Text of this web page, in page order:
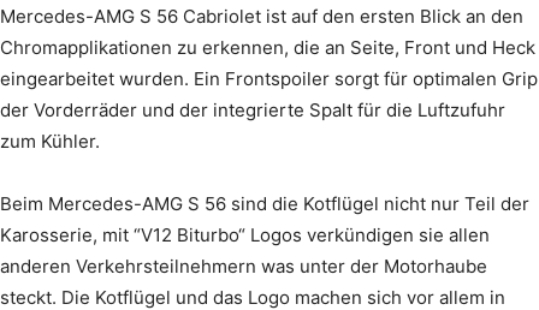
Mercedes-AMG S 56 Cabriolet ist auf den ersten Blick an den
Chromapplikationen zu erkennen, die an Seite, Front und Heck
eingearbeitet wurden. Ein Frontspoiler sorgt für optimalen Grip
der Vorderräder und der integrierte Spalt für die Luftzufuhr
zum Kühler.
Beim Mercedes-AMG S 56 sind die Kotflügel nicht nur Teil der
Karosserie, mit “V12 Biturbo“ Logos verkündigen sie allen
anderen Verkehrsteilnehmern was unter der Motorhaube
steckt. Die Kotflügel und das Logo machen sich vor allem in